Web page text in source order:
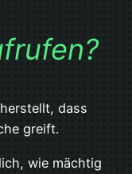
dass
greift.
wie mächtig